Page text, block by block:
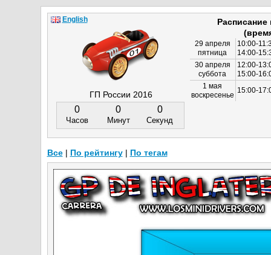
ГП России 2016
0
Часов
0
Минут
0
Секунд
29 апреля
пятница
10:00-
14:00-
30 апреля
суббота
12:00-
15:00-
1 мая
воскресенье
15:00-
English
Все| По рейтингу| По тегам